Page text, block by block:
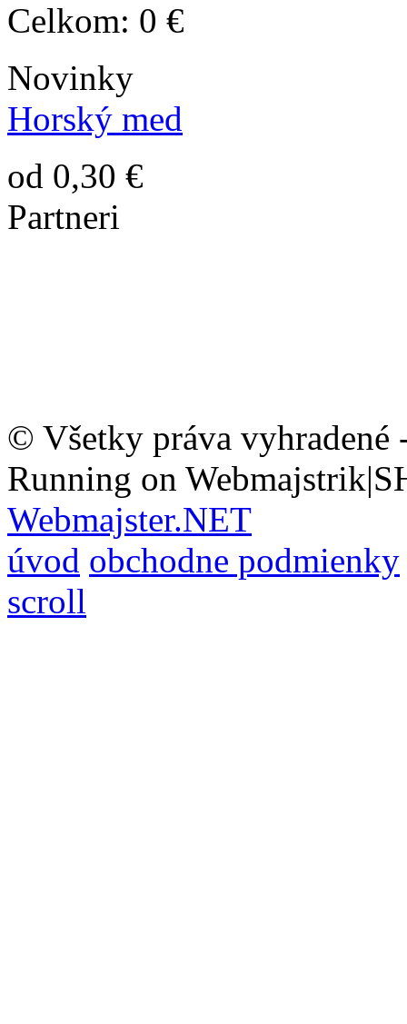
Celkom: 0 €
Novinky
Horský med
od 0,30 €
Partneri
© Všetky práva vyhradené
Running on
Webmajster.NET
úvod obchodne podmienky
scroll